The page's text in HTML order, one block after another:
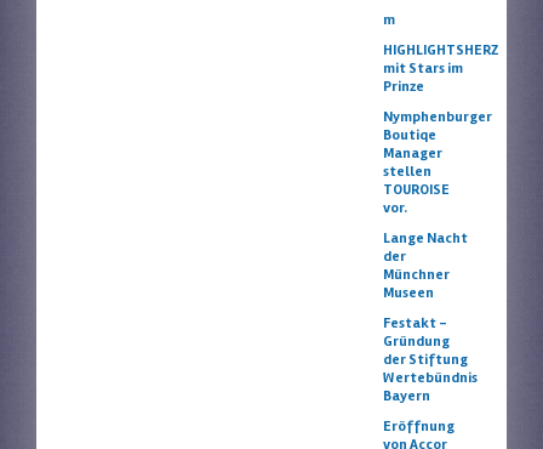
m
HIGHLIGHTSHERZ
mit Stars im
Prinze
Nymphenburger
Boutiqe
Manager
stellen
TOUROISE
vor.
Lange Nacht
der
Münchner
Museen
Festakt –
Gründung
der Stiftung
Wertebündnis
Bayern
Eröffnung
von Accor